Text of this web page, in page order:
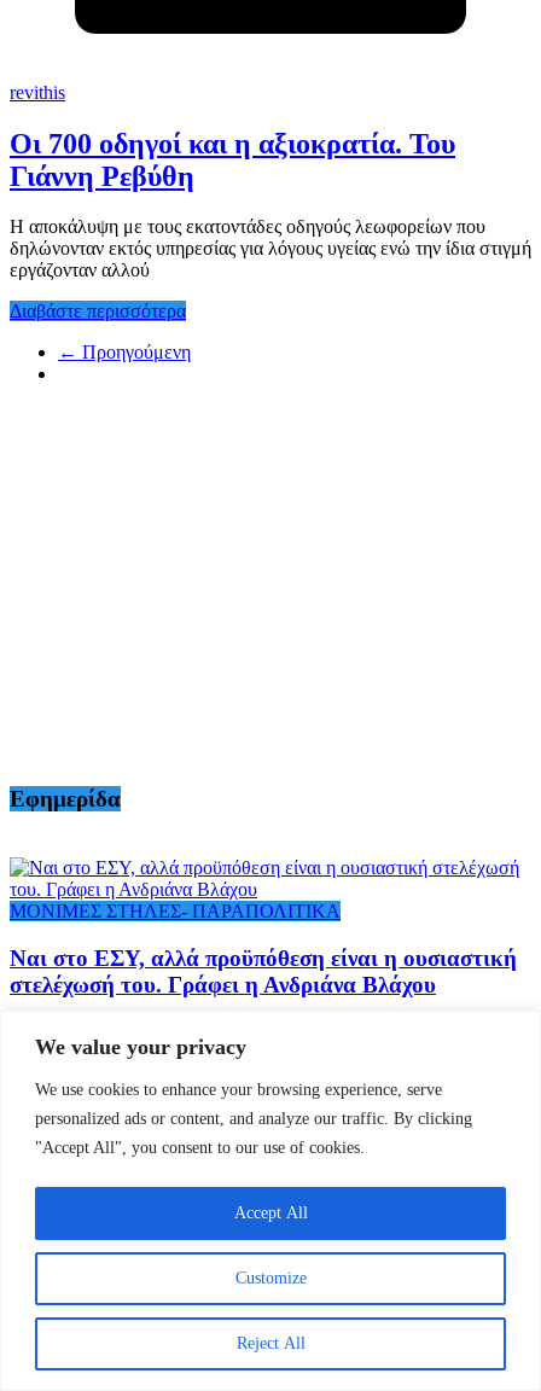
We value your privacy
We use cookies to enhance your browsing experience, serve
personalized ads or content, and analyze our traffic. By clicking
"Accept All", you consent to our use of cookies.
Customize
Reject All
Accept All
revithis
Οι 700 οδηγοί και η αξιοκρατία. Του
Γιάννη Ρεβύθη
Η αποκάλυψη με τους εκατοντάδες οδηγούς λεωφορείων που
δηλώνονταν εκτός υπηρεσίας για λόγους υγείας ενώ την ίδια στιγμή
εργάζονταν αλλού
Διαβάστε περισσότερα
← Προηγούμενη
Εφημερίδα
ΜΟΝΙΜΕΣ ΣΤΗΛΕΣ- ΠΑΡΑΠΟΛΙΤΙΚΑ
Ναι στο ΕΣΥ, αλλά προϋπόθεση είναι η ουσιαστική
στελέχωσή του. Γράφει η Ανδριάνα Βλάχου